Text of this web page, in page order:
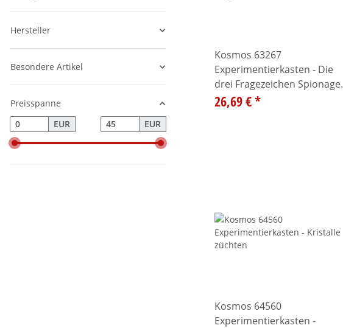
Kosmos 63267
Experimentierkasten - Die
drei Fragezeichen Spionage-
Kamera
26,69 €*
Kosmos 64560
Experimentierkasten -
Hersteller
Besondere Artikel
Preisspanne
EUR
EUR